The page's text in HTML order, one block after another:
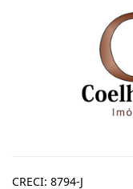
CRECI: 8794-J